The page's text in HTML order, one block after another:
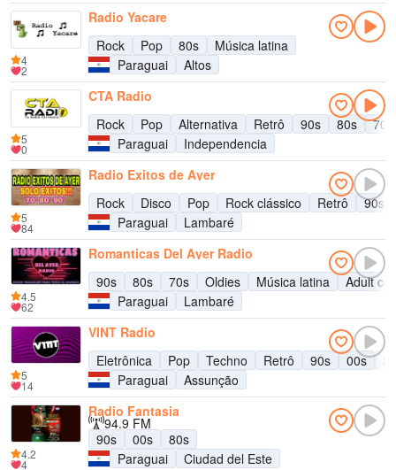
Radio Yacare
Rock
Pop 80s
Música latina
Paraguai
Altos
4
2
CTA Radio
Rock
Pop Alternativa Retrô 90s 80s
70s
Paraguai
Independencia
5
0
Radio Exitos de Ayer
Rock
Disco Pop Rock clássico Retrô
90s
Paraguai
Lambaré
5
84
Romanticas Del Ayer Radio
90s
80s 70s Oldies Música latina
Adult
Paraguai
Lambaré
4.5
62
VINT Radio
Eletrônica
Pop Techno Retrô 90s 00s
Paraguai
Assunção
5
14
Radio Fantasia
94.9 FM
90s
00s
80s
Paraguai
Ciudad del Este
4.2
4